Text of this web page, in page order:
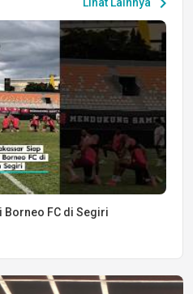
Borneo FC di Segiri